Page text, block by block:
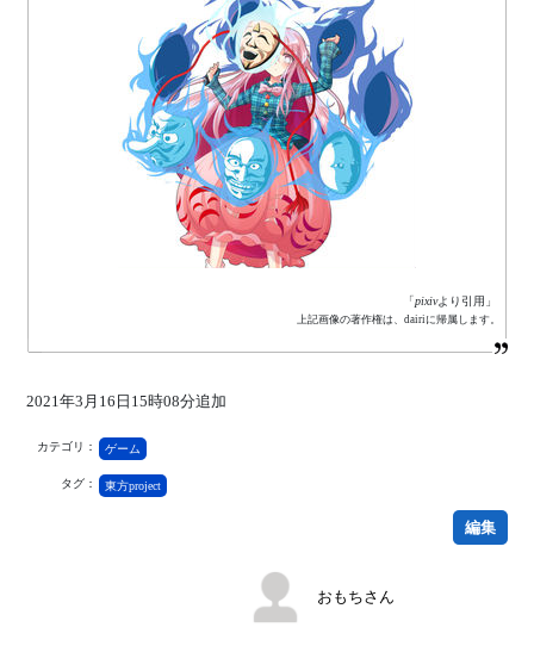
「pixivより引用」
上記画像の著作権は、dairiに帰属します。
2021年3月16日15時08分追加
カテゴリ： ゲーム
タグ： 東方project
編集
おもちさん